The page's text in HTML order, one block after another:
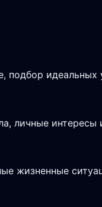
личные
жизненные